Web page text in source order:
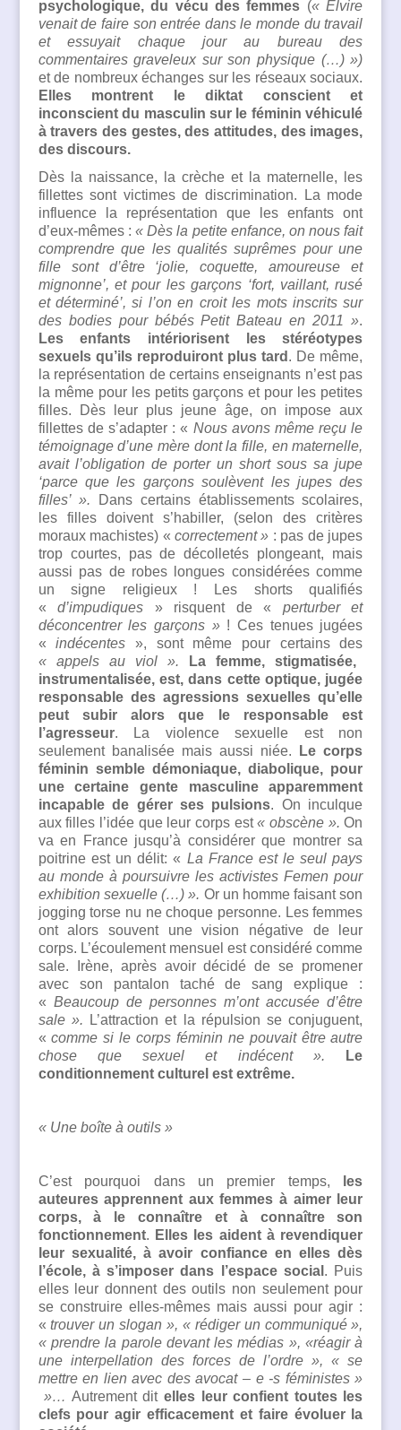
psychologique, du vécu des femmes (« Elvire
venait de faire son entrée dans le monde du travail
et essuyait chaque jour au bureau des
commentaires graveleux sur son physique (…) »)
et de nombreux échanges sur les réseaux sociaux.
Elles montrent le diktat conscient et
inconscient du masculin sur le féminin véhiculé
à travers des gestes, des attitudes, des images,
des discours.
Dès la naissance, la crèche et la maternelle, les
fillettes sont victimes de discrimination. La mode
influence la représentation que les enfants ont
d’eux-mêmes : «Dès la petite enfance, on nous fait
comprendre que les qualités suprêmes pour une
fille sont d’être ‘jolie, coquette, amoureuse et
mignonne’, et pour les garçons ‘fort, vaillant, rusé
et déterminé’, si l’on en croit les mots inscrits sur
des bodies pour bébés Petit Bateau en 2011 ».
Les enfants intériorisent les stéréotypes
sexuels qu’ils reproduiront plus tard . De même,
la représentation de certains enseignants n’est pas
la même pour les petits garçons et pour les petites
filles. Dès leur plus jeune âge, on impose aux
fillettes de s’adapter : « Nous avons même reçu le
témoignage d’une mère dont la fille, en maternelle,
avait l’obligation de porter un short sous sa jupe
‘parce que les garçons soulèvent les jupes des
filles’ ».
Dans certains établissements scolaires,
les filles doivent s’habiller, (selon des critères
moraux machistes) «correctement » : pas de jupes
trop courtes, pas de décolletés plongeant, mais
aussi pas de robes longues considérées comme
un signe religieux ! Les shorts qualifiés
« d’impudiques » risquent de « perturber et
déconcentrer les garçons »! Ces tenues jugées
« indécentes », sont même pour certains des
« appels au viol ».
La femme, stigmatisée,
instrumentalisée, est, dans cette optique, jugée
responsable des agressions sexuelles qu’elle
peut subir alors que le responsable est
l’agresseur. La violence sexuelle est non
seulement banalisée mais aussi niée.
Le corps
féminin semble démoniaque, diabolique, pour
une certaine gente masculine apparemment
incapable de gérer ses pulsions. On inculque
aux filles l’idée que leur corps est« obscène ». On
va en France jusqu’à considérer que montrer sa
poitrine est un délit: « La France est le seul pays
au monde à poursuivre les activistes Femen pour
exhibition sexuelle (…) ». Or un homme faisant son
jogging torse nu ne choque personne. Les femmes
ont alors souvent une vision négative de leur
corps. L’écoulement mensuel est considéré comme
sale. Irène, après avoir décidé de se promener
avec son pantalon taché de sang explique :
« Beaucoup de personnes m’ont accusée d’être
sale ».
L’attraction et la répulsion se conjuguent,
«comme si le corps féminin ne pouvait être autre
chose que sexuel et indécent ».
Le
conditionnement culturel est extrême.
« Une boîte à outils »
C’est pourquoi dans un premier temps,
les
auteures apprennent aux femmes à aimer leur
corps, à le connaître et à connaître son
fonctionnement. Elles les aident à revendiquer
leur sexualité, à avoir confiance en elles dès
l’école, à s’imposer dans l’espace social . Puis
elles leur donnent des outils non seulement pour
se construire elles-mêmes mais aussi pour agir :
«trouver un slogan », « rédiger un communiqué »,
« prendre la parole devant les médias », «réagir à
une interpellation des forces de l’ordre », «se
mettre en lien avec des avocat – e -s féministes »
»… Autrement dit elles leur confient toutes les
clefs pour agir efficacement et faire évoluer la